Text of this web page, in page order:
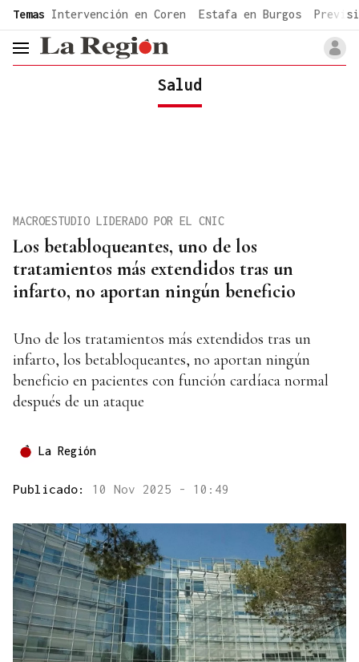
common.go-to-content
Temas Intervención en Coren Estafa en Burgos
header.menu.open
Salud
Los betabloqueantes, uno de los
tratamientos más extendidos tras un
infarto, no aportan ningún beneficio
MACROESTUDIO LIDERADO POR EL CNIC
Uno de los tratamientos más extendidos tras un
infarto, los betabloqueantes, no aportan ningún
beneficio en pacientes con función cardíaca normal
después de un ataque
La Región
Publicado: 10 Nov 2025 - 10:49